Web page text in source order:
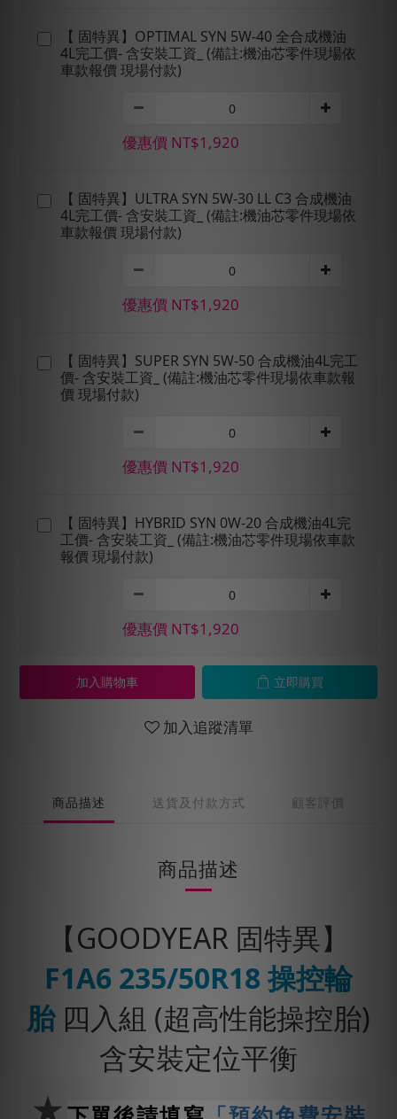
【 固特異】OPTIMAL SYN 5W-40 全合成機油
4L完工價- 含安裝工資_ (備註:機油芯零件現場依
車款報價 現場付款)
優惠價 NT$1,920
【 固特異】ULTRA SYN 5W-30 LL C3 合成機油
4L完工價- 含安裝工資_ (備註:機油芯零件現場依
車款報價 現場付款)
優惠價 NT$1,920
【 固特異】SUPER SYN 5W-50 合成機油4L完工
價- 含安裝工資_ (備註:機油芯零件現場依車款報
價 現場付款)
優惠價 NT$1,920
【 固特異】HYBRID SYN 0W-20 合成機油4L完
工價- 含安裝工資_ (備註:機油芯零件現場依車款
報價 現場付款)
優惠價 NT$1,920
加入購物車 立即購買
加入追蹤清單
商品描述 送貨及付款方式 顧客評價
商品描述
【GOODYEAR 固特異】
F1A6 235/50R18 操控輪
胎 四入組 (超高性能操控胎)
含安裝定位平衡